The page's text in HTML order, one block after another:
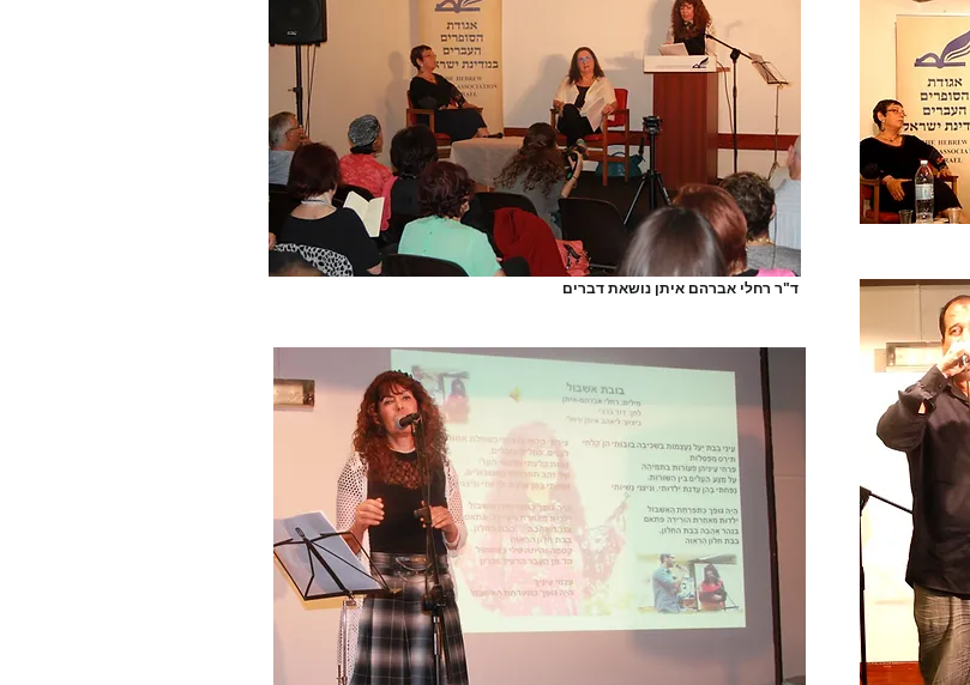
ד"ר רחלי אברהם איתן נושאת דברים